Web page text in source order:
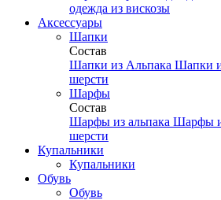
одежда из вискозы
Аксесcуары
Шапки
Состав
Шапки из Альпака Шапки
шерсти
Шарфы
Состав
Шарфы из альпака Шарфы
шерсти
Купальники
Купальники
Обувь
Обувь